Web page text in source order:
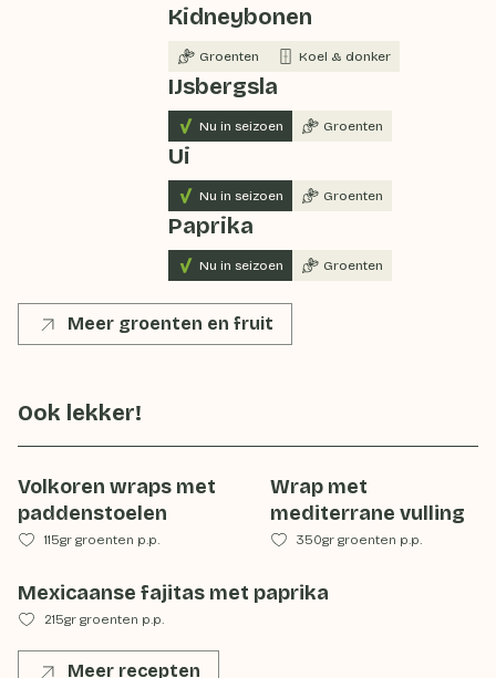
Kidneybonen
Groenten Koel & donker
IJsbergsla
Nu in seizoen Groenten
Ui
Nu in seizoen Groenten
Paprika
Nu in seizoen Groenten
Meer groenten en fruit
Ook lekker!
Volkoren wraps met
paddenstoelen
115gr groenten p.p.
Wrap met
mediterrane vulling
350gr groenten p.p.
Mexicaanse fajitas met paprika
215gr groenten p.p.
Meer recepten